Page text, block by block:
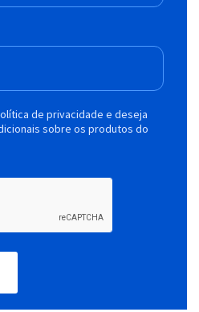
de privacidade e deseja
sobre os produtos do